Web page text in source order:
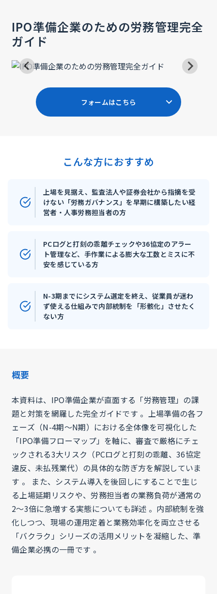
IPO準備企業のための労務管理完全
ガイド
フォームはこちら
こんな方におすすめ
上場を見据え、監査法人や証券会社から指摘を受
けない「労務ガバナンス」を早期に構築したい経
営者・人事労務担当者の方
PCログと打刻の乖離チェックや36協定のアラー
ト管理など、手作業による膨大な工数とミスに不
安を感じている方
N-3期までにシステム選定を終え、従業員が迷わ
ず使える仕組みで内部統制を「形骸化」させたく
ない方
概要
本資料は、IPO準備企業が直面する「労務管理」の課
題と対策を網羅した完全ガイドです 。上場準備の各フ
ェーズ（N-4期〜N期）における全体像を可視化した
「IPO準備フローマップ」を軸に、審査で厳格にチェ
ックされる3大リスク（PCログと打刻の乖離、36協定
違反、未払残業代）の具体的な防ぎ方を解説していま
す 。 また、システム導入を後回しにすることで生じ
る上場延期リスクや、労務担当者の業務負荷が通常の
2〜3倍に急増する実態についても詳述 。内部統制を強
化しつつ、現場の運用定着と業務効率化を両立させる
「バクラク」シリーズの活用メリットを凝縮した、準
備企業必携の一冊です 。